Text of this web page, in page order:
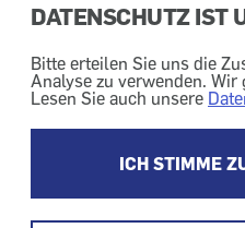
DATENSCHUTZ IST
Bitte erteilen Sie uns die
Analyse zu verwenden.
Lesen Sie auch unsere
ICH STIMME